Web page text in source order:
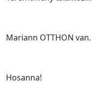
Mariann OTTHON van.
Hosanna!